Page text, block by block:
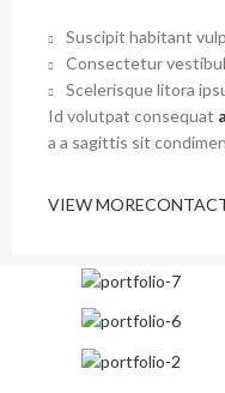
Suscipit habitant
Consectetur
Scelerisque litora
Id volutpat consequat
a a sagittis sit
VIEW MORE